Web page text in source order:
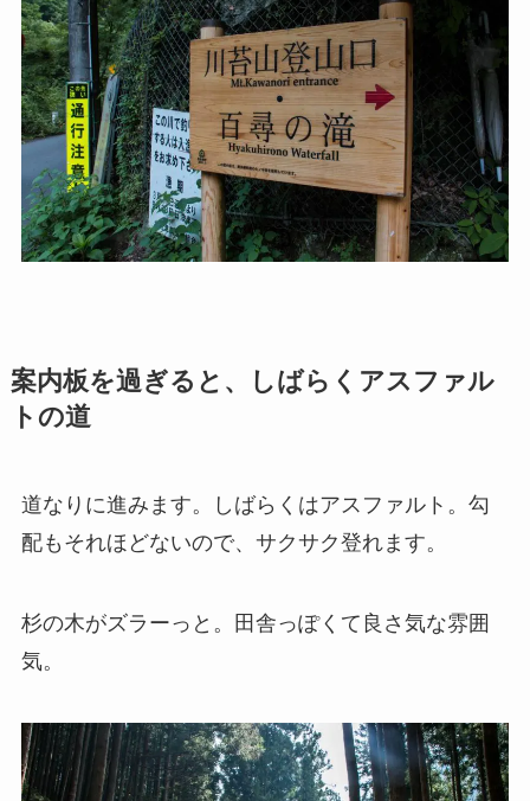
案内板を過ぎると、しばらくアスファル
トの道
道なりに進みます。しばらくはアスファルト。勾
配もそれほどないので、サクサク登れます。
杉の木がズラーっと。田舎っぽくて良さ気な雰囲
気。